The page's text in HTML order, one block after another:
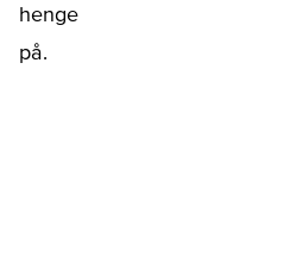
henge
på.